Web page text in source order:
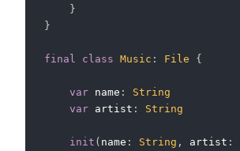
}
}
final class Music : File {
var name :
String
var artist : String
init ( name : String , artist :